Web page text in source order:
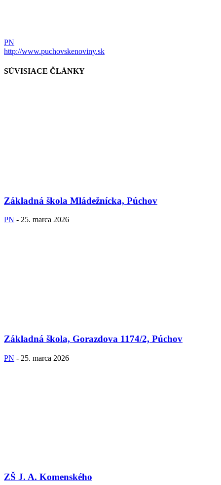
PN
http://www.puchovskenoviny.sk
SÚVISIACE ČLÁNKY
Základná škola Mládežnícka, Púchov
PN - 25. marca 2026
Základná škola, Gorazdova 1174/2, Púchov
PN - 25. marca 2026
ZŠ J. A. Komenského